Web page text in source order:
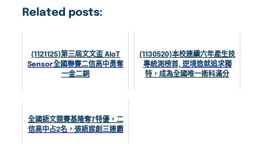
Related posts:
(1121125)第三屆文文盃 AIoT
Sensor全國聯賽二信高中勇奪
一金二銅
(1130520)本校連續六年產生技
專統測榜首, 逆境造就追求獨
特，成為全國唯一術科滿分
全國語文競賽基隆奪7特優，二
信高中占2名，張語宸創三連霸